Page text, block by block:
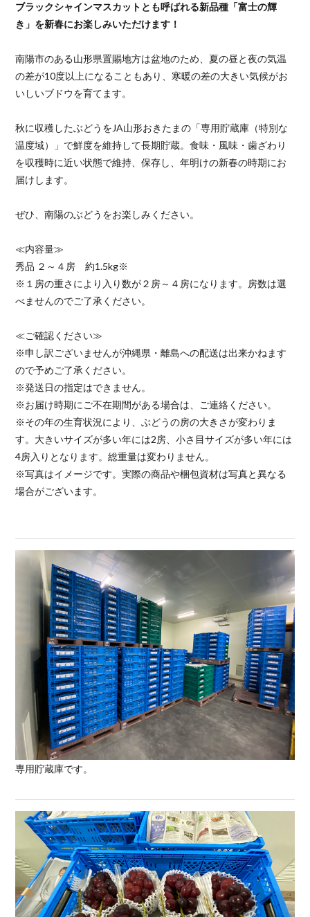
ブラックシャインマスカットとも呼ばれる新品種「富士の輝
き」を新春にお楽しみいただけます！
南陽市のある山形県置賜地方は盆地のため、夏の昼と夜の気温
の差が10度以上になることもあり、寒暖の差の大きい気候がお
いしいブドウを育てます。
秋に収穫したぶどうをJA山形おきたまの「専用貯蔵庫（特別な
温度域）」で鮮度を維持して長期貯蔵。食味・風味・歯ざわり
を収穫時に近い状態で維持、保存し、年明けの新春の時期にお
届けします。
ぜひ、南陽のぶどうをお楽しみください。
≪内容量≫
秀品 ２～４房 約1.5kg※
※１房の重さにより入り数が２房～４房になります。房数は選
べませんのでご了承ください。
≪ご確認ください≫
※申し訳ございませんが沖縄県・離島への配送は出来かねます
ので予めご了承ください。
※発送日の指定はできません。
※お届け時期にご不在期間がある場合は、ご連絡ください。
※その年の生育状況により、ぶどうの房の大きさが変わりま
す。大きいサイズが多い年には2房、小さ目サイズが多い年には
4房入りとなります。総重量は変わりません。
※写真はイメージです。実際の商品や梱包資材は写真と異なる
場合がございます。
専用貯蔵庫です。